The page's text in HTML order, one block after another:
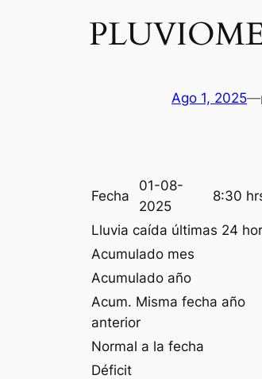
Ago 1, 2025—
Fecha
01-08-
2025
8:30
Lluvia caída últimas 24
Acumulado mes
Acumulado año
Acum. Misma fecha año
anterior
Normal a la fecha
Déficit